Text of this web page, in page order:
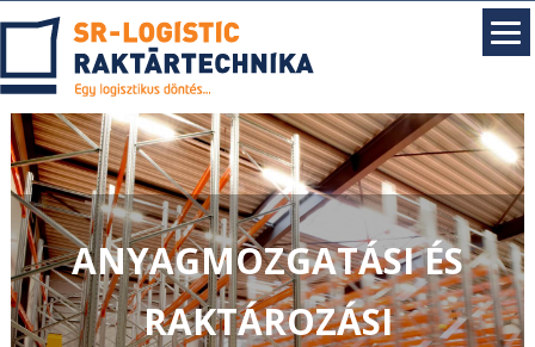
ANYAGMOZGATÁSI ÉS
RAKTÁROZÁSI